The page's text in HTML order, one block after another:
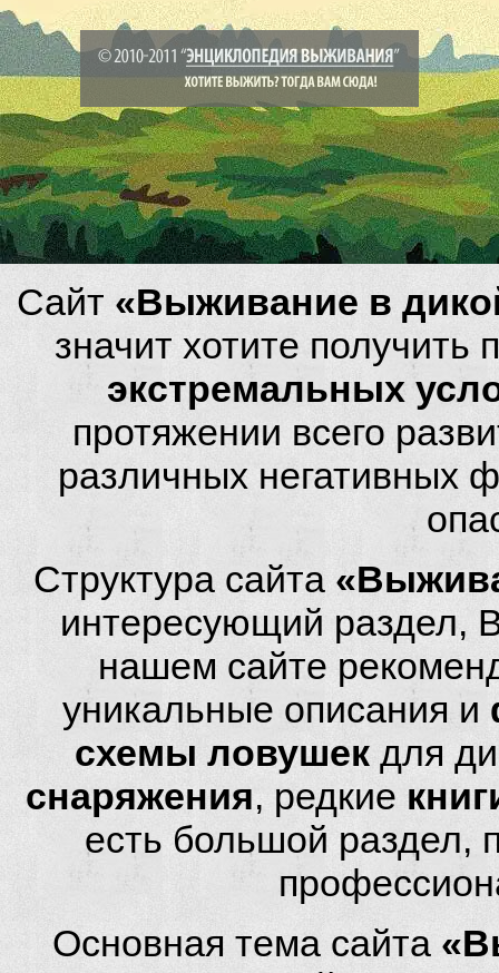
Сайт «Выживание в
значит хотите
экстремальных
протяжении всего
различных негативных
Структура сайта
интересующий раздел,
нашем сайте
уникальные описания и
схемы ловушек для
снаряжения, редкие
есть большой
Основная тема сайта